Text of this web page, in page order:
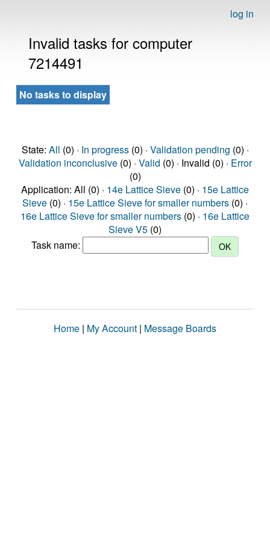
log in
Invalid tasks for computer
7214491
No tasks to display
State: All (0) · In progress(0) · Validation pending (0) ·
Validation inconclusive(0) · Valid (0) · Invalid (0) · Error
(0)
Application: All (0) · 14e Lattice Sieve (0) · 15e Lattice
Sieve (0) · 15e Lattice Sieve for smaller numbers (0) ·
16e Lattice Sieve for smaller numbers (0) · 16e Lattice
Sieve V5 (0)
Task name:
Home | My Account | Message Boards